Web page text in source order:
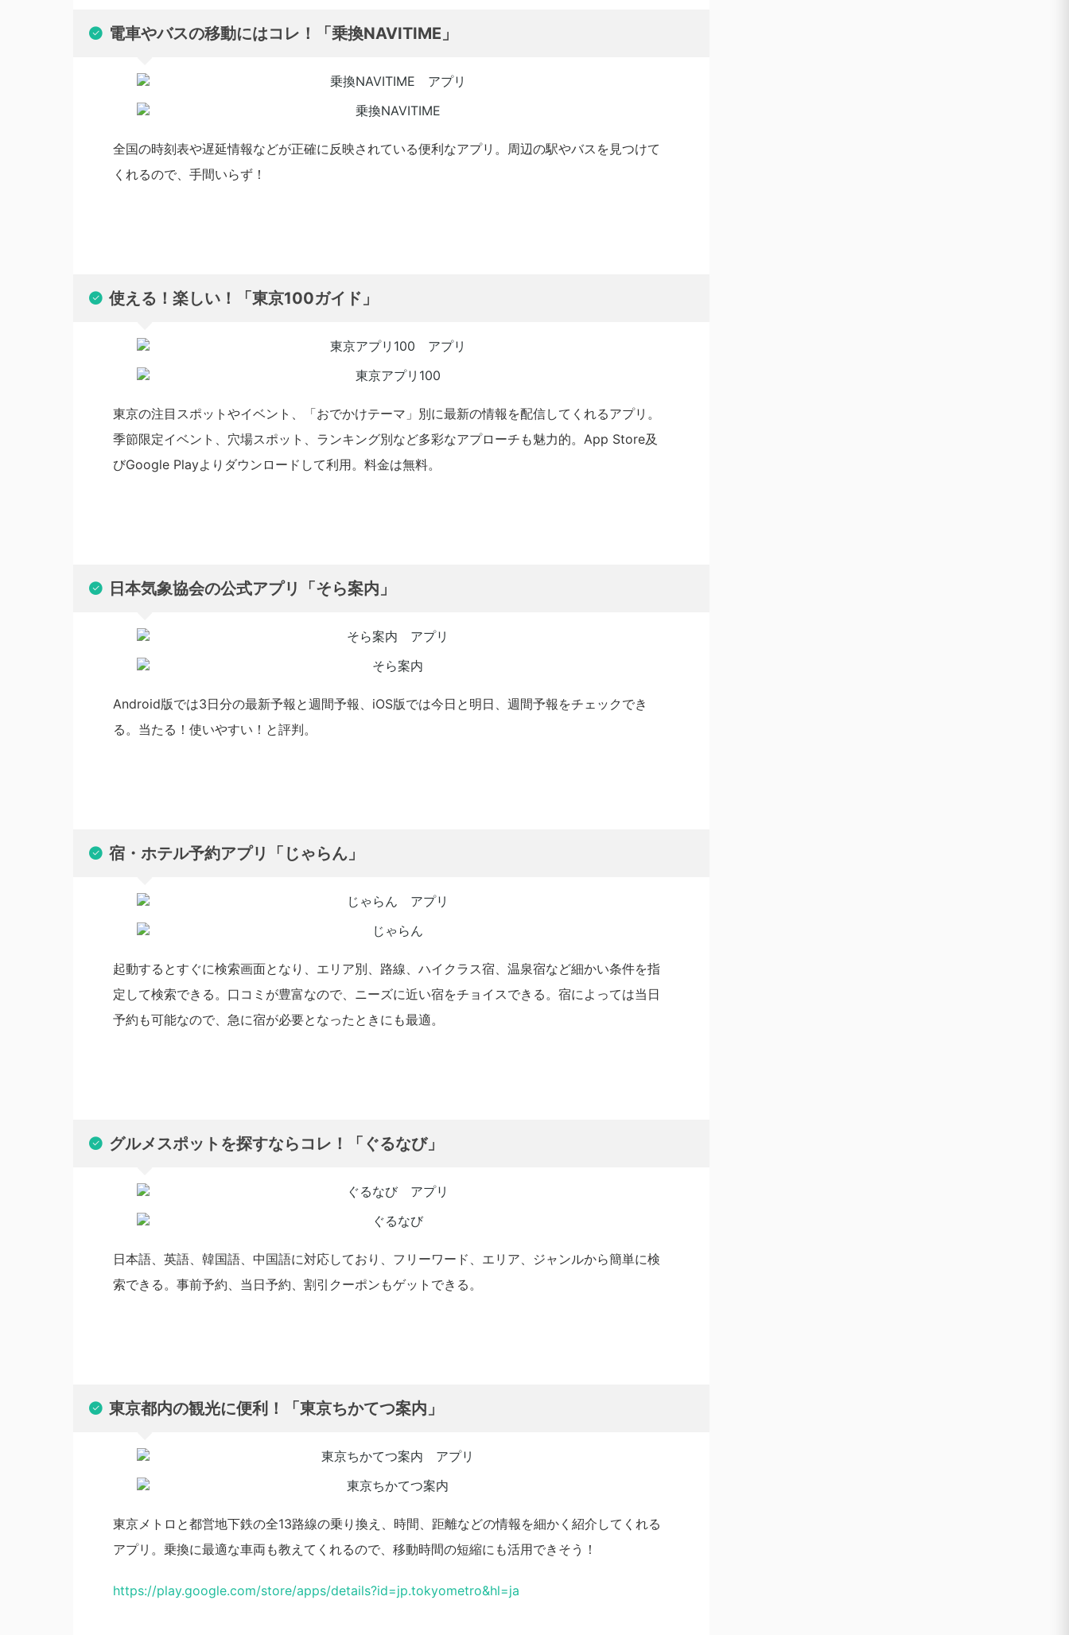
電車やバスの移動にはコレ！「乗換NAVITIME」
全国の時刻表や遅延情報などが正確に反映されている便利なアプリ。周辺の駅やバスを見つけて
くれるので、手間いらず！
使える！楽しい！「東京100ガイド」
東京の注目スポットやイベント、「おでかけテーマ」別に最新の情報を配信してくれるアプリ。
季節限定イベント、穴場スポット、ランキング別など多彩なアプローチも魅力的。App Store及
びGoogle Playよりダウンロードして利用。料金は無料。
日本気象協会の公式アプリ「そら案内」
Android版では3日分の最新予報と週間予報、iOS版では今日と明日、週間予報をチェックでき
る。当たる！使いやすい！と評判。
宿・ホテル予約アプリ「じゃらん」
起動するとすぐに検索画面となり、エリア別、路線、ハイクラス宿、温泉宿など細かい条件を指
定して検索できる。口コミが豊富なので、ニーズに近い宿をチョイスできる。宿によっては当日
予約も可能なので、急に宿が必要となったときにも最適。
グルメスポットを探すならコレ！「ぐるなび」
日本語、英語、韓国語、中国語に対応しており、フリーワード、エリア、ジャンルから簡単に検
索できる。事前予約、当日予約、割引クーポンもゲットできる。
東京都内の観光に便利！「東京ちかてつ案内」
東京メトロと都営地下鉄の全13路線の乗り換え、時間、距離などの情報を細かく紹介してくれる
アプリ。乗換に最適な車両も教えてくれるので、移動時間の短縮にも活用できそう！
https://play.google.com/store/apps/details?id=jp.tokyometro&hl=ja